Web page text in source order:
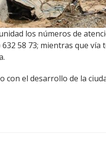
los números de
58 73; mientras que
con el desarrollo de la